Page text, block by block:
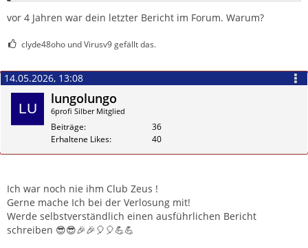
vor 4 Jahren war dein letzter Bericht im Forum. Warum?
clyde48oho und Virusv9 gefällt das.
14.05.2026, 13:08
lungolungo
6profi Silber Mitglied
Beiträge
36
Erhaltene Likes
40
Ich war noch nie ihm Club Zeus !
Gerne mache Ich bei der Verlosung mit!
Werde selbstverständlich einen ausführlichen Bericht
schreiben 😎😎🎉🎉🎈🎈💪💪